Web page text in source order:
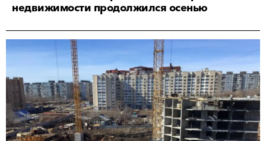
недвижимости продолжился осенью